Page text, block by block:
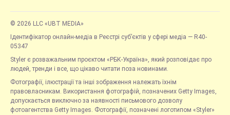
© 2026 LLC «UBT MEDIA»
Ідентифікатор онлайн-медіа в Реєстрі суб’єктів у сфері медіа — R40-
05347
Styler є розважальним проєктом «РБК-Україна», який розповідає про
людей, тренди і все, що цікаво читати поза новинами.
Фотографії, ілюстрації та інші зображення належать їхнім
правовласникам. Використання фотографій, позначених Getty Images,
допускається виключно за наявності письмового дозволу
фотоагентства Getty Images. Фотографії, позначені логотипом «Styler»